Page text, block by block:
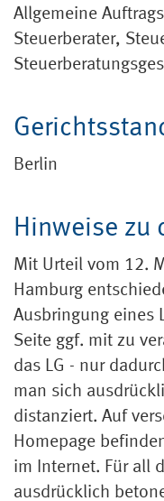
Allgemeine
Steuerberater,
Berlin
Hinweise zu
Mit Urteil vom 12.
Hamburg
Ausbringung eines
Seite ggf. mit zu
das LG - nur
man sich
distanziert. Auf
Homepage
im Internet. Für all
ausdrücklich